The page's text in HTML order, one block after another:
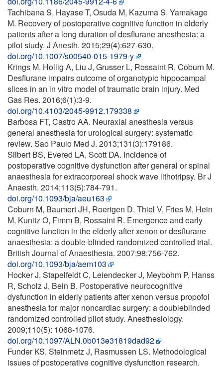
Tachibana S, Hayase T, Osuda M, Kazuma S, Yamakage
M. Recovery of postoperative cognitive function in elderly
patients after a long duration of desflurane anesthesia: a
pilot study. J Anesth. 2015;29(4):627-630.
doi.org/10.1007/s00540-015-1979-y
Krings M, Hollig A, Liu J, Grusser L, Rossaint R, Coburn M.
Desflurane impairs outcome of organotypic hippocampal
slices in an in vitro model of traumatic brain injury. Med
Gas Res. 2016;6(1):3-9.
doi.org/10.4103/2045-9912.179338
Barbosa FT, Castro AA. Neuraxial anesthesia versus
general anesthesia for urological surgery: systematic
review. Sao Paulo Med J. 2013;131(3):179186.
Silbert BS, Evered LA, Scott DA. Incidence of
postoperative cognitive dysfunction after general or spinal
anaesthesia for extracorporeal shock wave lithotripsy. Br J
Anaesth. 2014;113(5):784-791.
doi.org/10.1093/bja/aeu163
Coburn M, Baumert JH, Roertgen D, Thiel V, Fries M, Hein
M, Kunitz O, Fimm B, Rossaint R. Emergence and early
cognitive function in the elderly after xenon or desflurane
anaesthesia: a double-blinded randomized controlled trial.
British Journal of Anaesthesia. 2007;98:756-762.
doi.org/10.1093/bja/aem103
Hocker J, Stapelfeldt C, Leiendecker J, Meybohm P, Hanss
R, Scholz J, Bein B. Postoperative neurocognitive
dysfunction in elderly patients after xenon versus propofol
anesthesia for major noncardiac surgery: a doubleblinded
randomized controlled pilot study. Anesthesiology.
2009;110(5): 1068-1076.
doi.org/10.1097/ALN.0b013e31819dad92
Funder KS, Steinmetz J, Rasmussen LS. Methodological
issues of postoperative cognitive dysfunction research.